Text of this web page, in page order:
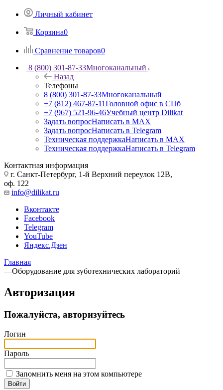
Личный кабинет
Корзина0
Сравнение товаров0
8 (800) 301-87-33Многоканальный
Назад
Телефоны
8 (800) 301-87-33Многоканальный
+7 (812) 467-87-11Головной офис в СПб
+7 (967) 521-96-46Учебный центр Dilikat
Задать вопросНаписать в MAX
Задать вопросНаписать в Telegram
Техническая поддержкаНаписать в MAX
Техническая поддержкаНаписать в Telegram
Контактная информация
г. Санкт-Петербург, 1-й Верхний переулок 12В,
оф. 122
info@dilikat.ru
Вконтакте
Facebook
Telegram
YouTube
Яндекс.Дзен
Главная
—Оборудование для зуботехнических лабораторий
Авторизация
Пожалуйста, авторизуйтесь
Логин
Пароль
Запомнить меня на этом компьютере